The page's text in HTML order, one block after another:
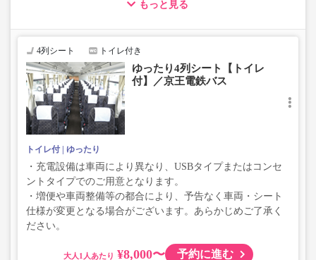
・車両は予告なく変更となる場合がございます。これに伴
で、あらかじめご了承ください。
もっと見る
4列シート トイレ付き
ゆったり4列シート【トイレ
付】／京王電鉄バス
トイレ付 ゆったり
・充電設備は車両により異なり、USBタイプまたはコンセ
ントタイプでのご用意となります。
・増便や車両整備等の都合により、予告なく車両・シート
仕様が変更となる場合がございます。あらかじめご了承く
ださい。
大人 ¥8,000〜 予約に進む